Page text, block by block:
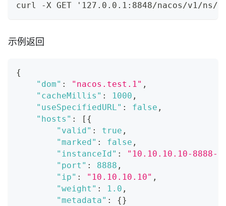
curl -X GET '127.0.0.1:8848/nacos/v1/ns/
示例返回
{
"dom" : "nacos.test.1" ,
"cacheMillis" : 1000 ,
"useSpecifiedURL" : false ,
"hosts" : [ {
"valid" : true ,
"marked" : false ,
"instanceId" :
"10.10.10.10-8888-
"port" : 8888 ,
"ip" : "10.10.10.10" ,
"weight" : 1.0 ,
"metadata" : {}